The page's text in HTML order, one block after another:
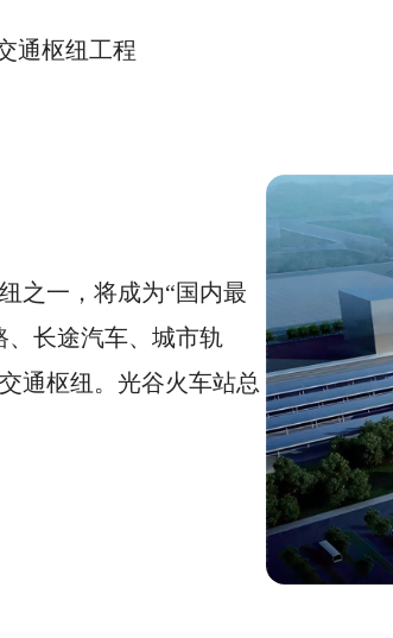
通枢纽工程
之一，将成为“国内最
、长途汽车、城市轨
通枢纽。光谷火车站总